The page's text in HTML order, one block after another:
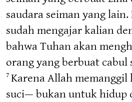
saudara seiman yang
sudah mengajar kalian
bahwa Tuhan akan
orang yang berbuat cabul
7 Karena Allah
suci— bukan untuk hidup